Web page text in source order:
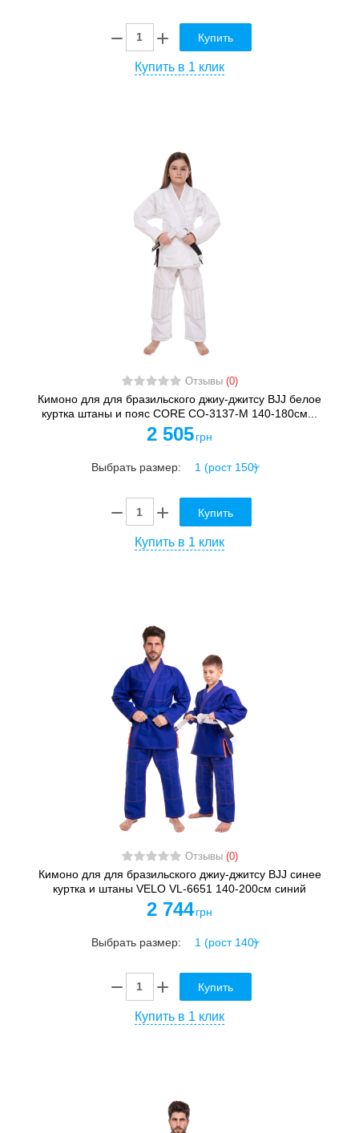
Купить
Купить в 1 клик
Отзывы (0)
Кимоно для для бразильского джиу-джитсу BJJ белое
куртка штаны и пояс CORE CO-3137-M 140-180см...
2 505 грн
Выбрать размер:
Купить
Купить в 1 клик
Отзывы (0)
Кимоно для для бразильского джиу-джитсу BJJ синее
куртка и штаны VELO VL-6651 140-200см синий
2 744 грн
Выбрать размер:
Купить
Купить в 1 клик